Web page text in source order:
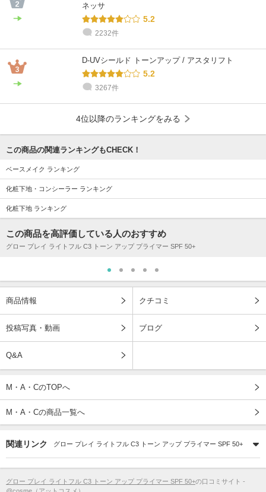
ネッサ
5.2
2232件
D-UVシールド トーンアップ / アスタリフト
5.2
3267件
4位以降のランキングをみる
この商品の関連ランキングもCHECK！
ベースメイク ランキング
化粧下地・コンシーラー ランキング
化粧下地 ランキング
この商品を高評価している人のおすすめ
グロー プレイ ライトフル C3 トーン アップ プライマー SPF 50+
商品情報 クチコミ
投稿写真・動画 ブログ
Q&A
M・A・CのTOPへ
M・A・Cの商品一覧へ
関連リンク グロー プレイ ライトフル C3 トーン アップ プライマー SPF 50+
グロー プレイ ライトフル C3 トーン アップ プライマー SPF 50+の口コミサイト -